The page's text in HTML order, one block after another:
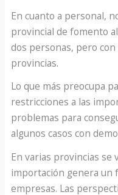
En cuanto a personal,
provincial de fomento
dos personas, pero
provincias.
Lo que más preocupa
restricciones a las
problemas para
algunos casos con
En varias provincias se
importación genera un
empresas. Las